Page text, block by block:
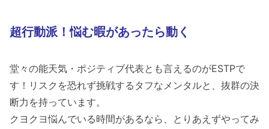
超行動派！悩む暇があったら動く
堂々の能天気・ポジティブ代表とも言えるのがESTPで
す！リスクを恐れず挑戦するタフなメンタルと、抜群の決
断力を持っています。
クヨクヨ悩んでいる時間があるなら、とりあえずやってみ